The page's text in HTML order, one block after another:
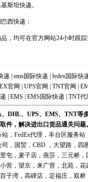
斯坦快递。
西快递：
，均可在官方网站24小时跟
递 ems国际快递
fedex国际快
官网 UPS官网 TNT官网
EMS EMS国际快递 TNT代
DHL、UPS、EMS、TNT
件，解决进出口货品通关问题
站 ， FedEx代理 ， 丰台区服务站
，国贸，CBD ，大望路，
屯，麦子店，燕莎，三元桥
营，望京，来广营，北苑，
子湾，高碑店，定福庄，双